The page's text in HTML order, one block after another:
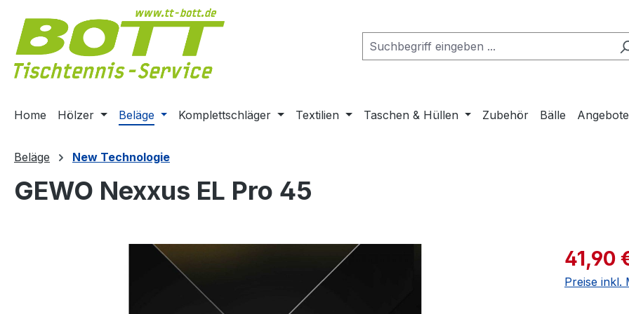
Hauptinhalt springen
Zur Suche springen
Zur Hauptnavigation springen
Home Hölzer Beläge Komplettschläger Textilien Taschen & Hüllen Zubehör Bälle Angebote
Beläge New Technologie
GEWO Nexxus EL Pro 45
41,90
Preise inkl.